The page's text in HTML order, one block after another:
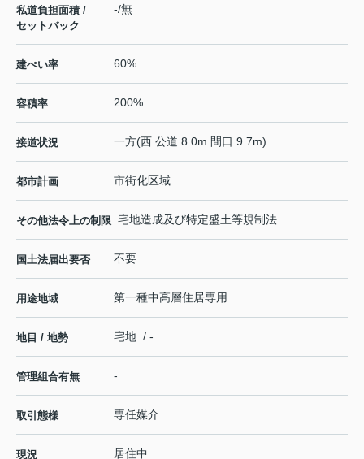
私道負担面積 /
セットバック
-/無
建ぺい率 60%
容積率 200%
接道状況 一方(西 公道 8.0m 間口 9.7m)
都市計画 市街化区域
その他法令上の制限 宅地造成及び特定盛土等規制法
国土法届出要否 不要
用途地域 第一種中高層住居専用
地目 / 地勢 宅地 / -
管理組合有無 -
取引態様 専任媒介
現況 居住中